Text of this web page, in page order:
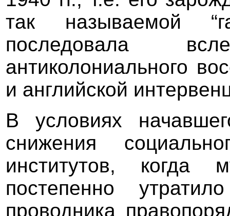
так называемой
последовала
антиколониального
и английской
В условиях
снижения
институтов, когда
постепенно
проводника